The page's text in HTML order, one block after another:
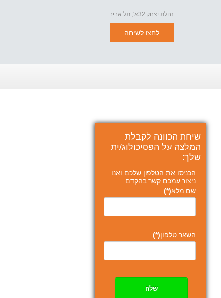
נחלת יצחק 32א', תל אביב
לחצו לשיחה
שיחת הכוונה לקבלת
המלצה על הפסיכולוג/ית
שלך:
הכניסו את הטלפון שלכם ואנו
ניצור עמכם קשר בהקדם
שם מלא(*)
השאר טלפון(*)
שלח